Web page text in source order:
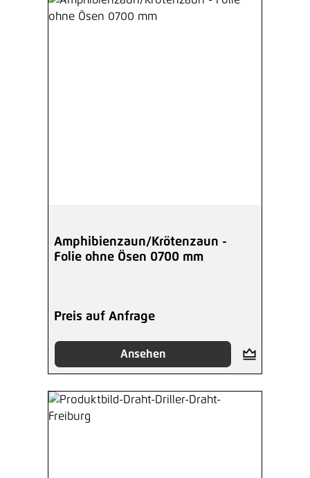
Amphibienzaun/Krötenzaun -
Folie ohne Ösen 0700 mm
Preis auf Anfrage
Ansehen